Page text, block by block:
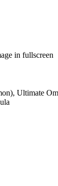
in fullscreen